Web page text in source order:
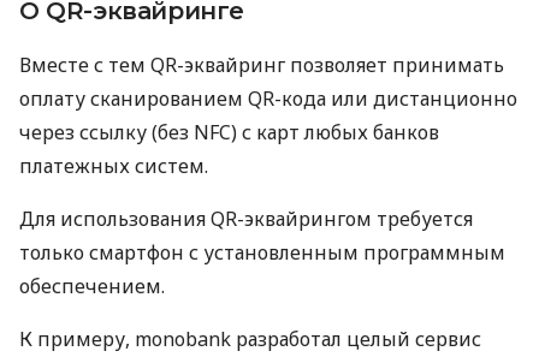
О QR-эквайринге
Вместе с тем QR-эквайринг позволяет принимать
оплату сканированием QR-кода или дистанционно
через ссылку (без NFC) с карт любых банков
платежных систем.
Для использования QR-эквайрингом требуется
только смартфон с установленным программным
обеспечением.
К примеру, monobank разработал целый сервис